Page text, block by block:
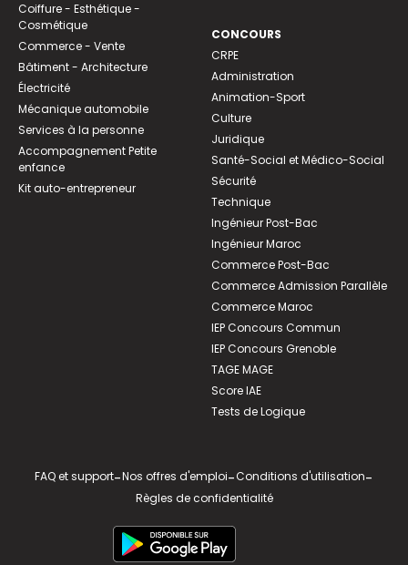
Coiffure - Esthétique -
Cosmétique
Commerce - Vente
Bâtiment - Architecture
Électricité
Mécanique automobile
Services à la personne
Accompagnement Petite
enfance
Kit auto-entrepreneur
CONCOURS
CRPE
Administration
Animation-Sport
Culture
Juridique
Santé-Social et Médico-Social
Sécurité
Technique
Ingénieur Post-Bac
Ingénieur Maroc
Commerce Post-Bac
Commerce Admission Parallèle
Commerce Maroc
IEP Concours Commun
IEP Concours Grenoble
TAGE MAGE
Score IAE
Tests de Logique
FAQ et support-Nos offres d'emploi-Conditions d'utilisation-
Règles de confidentialité